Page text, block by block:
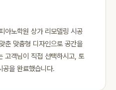
아노학원 상가 리모델링 시공
춘 맞춤형 디자인으로 공간을
고객님이 직접 선택하시고, 토
공을 완료했습니다.